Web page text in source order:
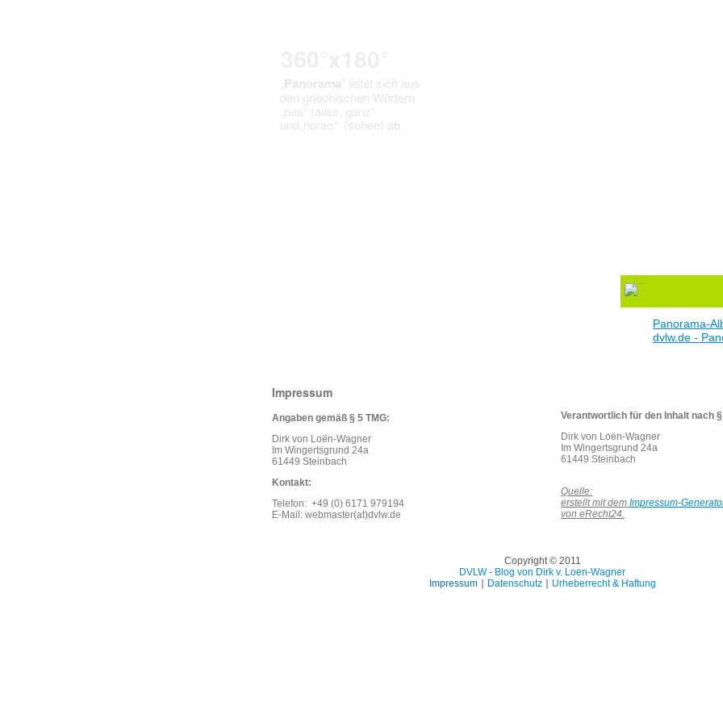
Panorama-
dvlw.de -
Impressum
Angaben gemäß § 5 TMG:
Dirk von Loën-Wagner
Im Wingertsgrund 24a
61449 Steinbach
Kontakt:
Telefon: +49 (0) 6171 979194
E-Mail: webmaster(at)dvlw.de
Verantwortlich für den Inhalt nach
Dirk von Loën-Wagner
Im Wingertsgrund 24a
61449 Steinbach
Quelle:
erstellt mit dem Impressum-
von eRecht24.
Copyright © 2011
DVLW - Blog von Dirk v. Loen-Wagner
Impressum∣ Datenschutz∣ Urheberrecht & Haftung
Panorama“ leitet sich aus
den griechischen Wörtern
„pas“ (alles, ganz“
und„horao“ (sehen) ab.